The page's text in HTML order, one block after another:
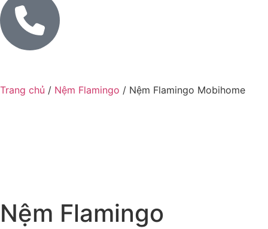
Trang chủ / Nệm Flamingo / Nệm Flamingo Mobihome
Nệm Flamingo